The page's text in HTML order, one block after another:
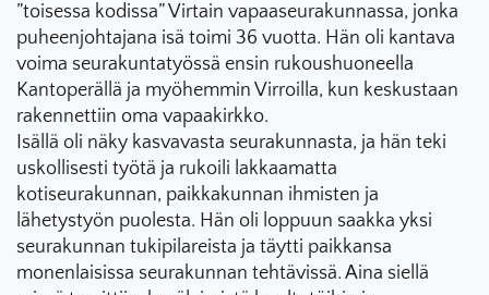
”toisessa kodissa” Virtain vapaaseurakunnassa, jonka
puheenjohtajana isä toimi 36 vuotta. Hän oli kantava
voima seurakuntatyössä ensin rukoushuoneella
Kantoperällä ja myöhemmin Virroilla, kun keskustaan
rakennettiin oma vapaakirkko.
Isällä oli näky kasvavasta seurakunnasta, ja hän teki
uskollisesti työtä ja rukoili lakkaamatta
kotiseurakunnan, paikkakunnan ihmisten ja
lähetystyön puolesta. Hän oli loppuun saakka yksi
seurakunnan tukipilareista ja täytti paikkansa
monenlaisissa seurakunnan tehtävissä. Aina siellä